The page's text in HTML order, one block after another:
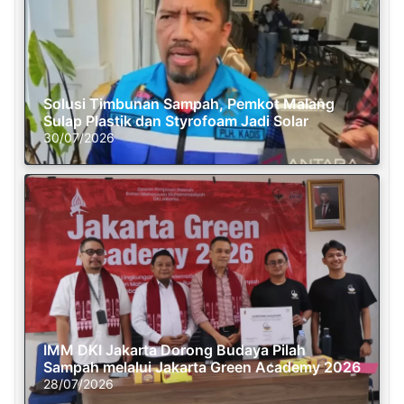
Solusi Timbunan Sampah, Pemkot Malang
Sulap Plastik dan Styrofoam Jadi Solar
30/07/2026
IMM DKI Jakarta Dorong Budaya Pilah
Sampah melalui Jakarta Green Academy 2026
28/07/2026